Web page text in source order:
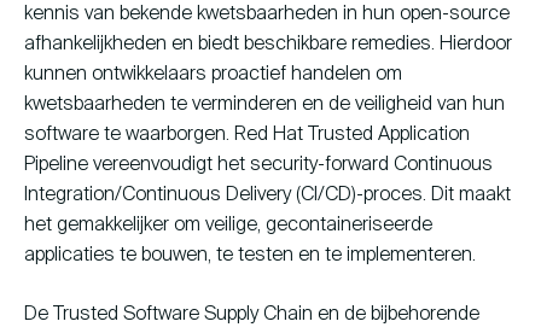
kennis van bekende kwetsbaarheden in hun open-source
afhankelijkheden en biedt beschikbare remedies. Hierdoor
kunnen ontwikkelaars proactief handelen om
kwetsbaarheden te verminderen en de veiligheid van hun
software te waarborgen. Red Hat Trusted Application
Pipeline vereenvoudigt het security-forward Continuous
Integration/Continuous Delivery (CI/CD)-proces. Dit maakt
het gemakkelijker om veilige, gecontaineriseerde
applicaties te bouwen, te testen en te implementeren.
De Trusted Software Supply Chain en de bijbehorende